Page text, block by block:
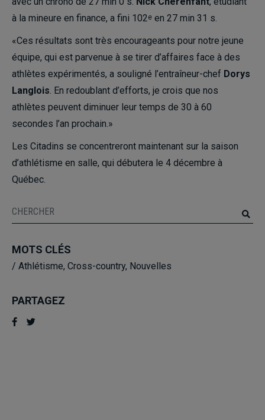
à la mineure en finance, a fini 102e en 27 min 31 s.
«Ces résultats sont très encourageants pour notre jeune
équipe, qui est parvenue à se tirer d’affaires face à des
athlètes expérimentés, a souligné l’entraîneur-chef Dorys
Langlois. En redoublant d’efforts, je crois que nos
athlètes peuvent diminuer leur temps de 30 à 60
secondes l’an prochain.»
Les Citadins se concentreront maintenant sur la saison
d’athlétisme en salle, qui débutera le 4 décembre à
Québec.
MOTS CLÉS
/ Athlétisme, Cross-country, Nouvelles
PARTAGEZ